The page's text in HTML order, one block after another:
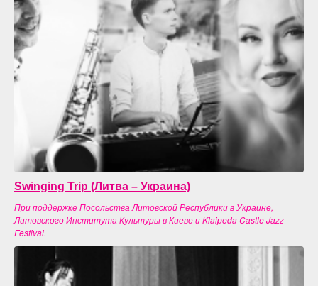
Swinging Trip (Литва – Украина)
При поддержке Посольства Литовской Республики в Украине,
Литовского Института Культуры в Киеве и Klaipeda Castle Jazz
Festival.